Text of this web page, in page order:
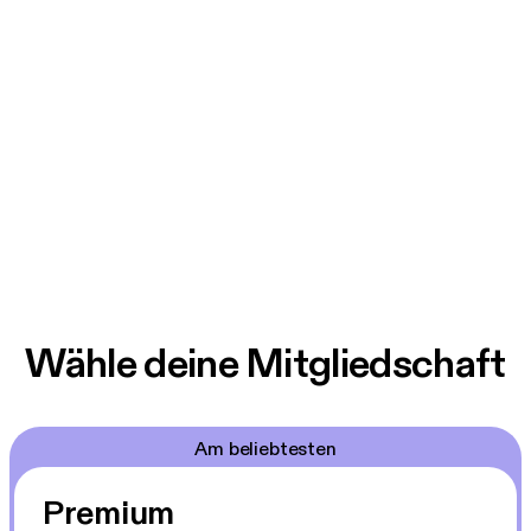
Wähle deine Mitgliedschaft
Am beliebtesten
Premium